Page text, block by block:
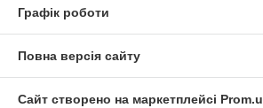
Графік роботи
Повна версія сайту
Сайт створено на маркетплейсі